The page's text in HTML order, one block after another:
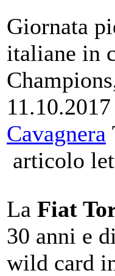
Giornata
italiane in
Cavagnera
articolo
La Fiat
30 anni e
wild card